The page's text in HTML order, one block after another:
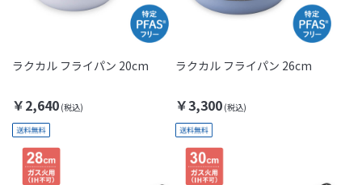
ラクカル フライパン 20cm
￥2,640
ラクカル フライパン 26cm
￥3,300